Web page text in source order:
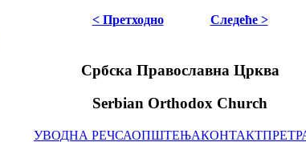
< Претходно
Следеће >
Србска Православна Црква
Serbian Orthodox Church
УВОДНА РЕЧСАОПШТЕЊАКОНТАКТ